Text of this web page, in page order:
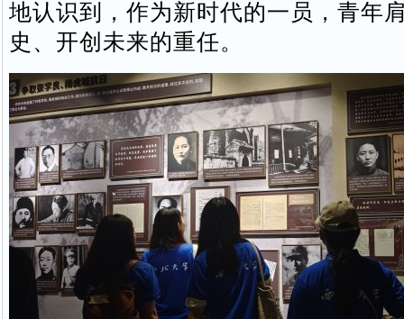
地认识到，作为新时代的一员，青年
史、开创未来的重任。